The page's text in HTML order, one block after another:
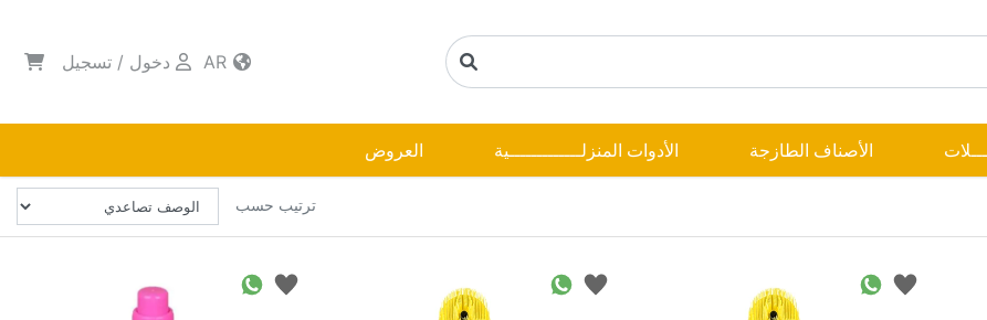
دخول / تسجيل
الأصناف الطازجة الأدوات المنزلـــــــــــــية العروض
ترتيب حسب